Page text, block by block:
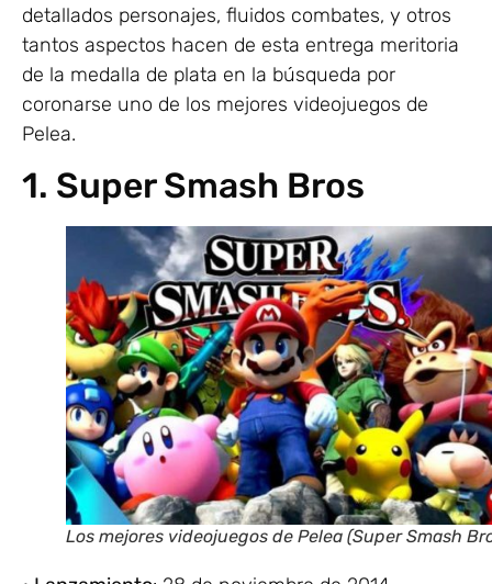
detallados personajes, fluidos combates, y otros
tantos aspectos hacen de esta entrega meritoria
de la medalla de plata en la búsqueda por
coronarse uno de los mejores videojuegos de
Pelea.
1. Super Smash Bros
Los mejores videojuegos de Pelea (Super Smash